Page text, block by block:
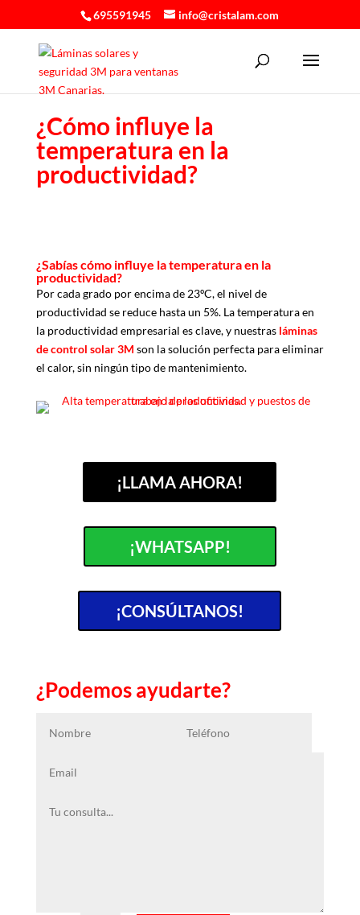
695591945 info@cristalam.com
¿Cómo influye la
temperatura en la
productividad?
¿Sabías cómo influye la temperatura en la
productividad?
Por cada grado por encima de 23ºC, el nivel de
productividad se reduce hasta un 5%. La temperatura en
la productividad empresarial es clave, y nuestras láminas
de control solar3M son la solución perfecta para eliminar
el calor, sin ningún tipo de mantenimiento.
¡LLAMA AHORA!
¡WHATSAPP!
¡CONSÚLTANOS!
¿Podemos ayudarte?